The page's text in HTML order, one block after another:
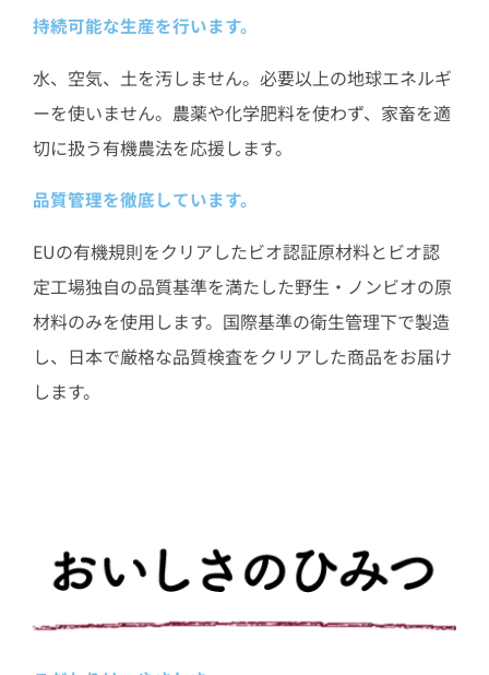
持続可能な生産を行います。
水、空気、土を汚しません。必要以上の地球エネルギ
ーを使いません。農薬や化学肥料を使わず、家畜を適
切に扱う有機農法を応援します。
品質管理を徹底しています。
EUの有機規則をクリアしたビオ認証原材料とビオ認
定工場独自の品質基準を満たした野生・ノンビオの原
材料のみを使用します。国際基準の衛生管理下で製造
し、日本で厳格な品質検査をクリアした商品をお届け
します。